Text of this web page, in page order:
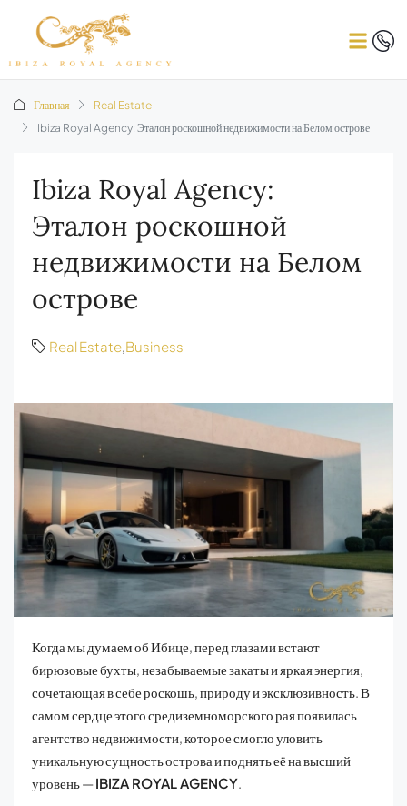
Главная
Real Estate
Ibiza Royal Agency: Эталон роскошной недвижимости на Белом острове
Ibiza Royal Agency:
Эталон роскошной
недвижимости на Белом
острове
Real Estate Business
Когда мы думаем об Ибице, перед глазами встают
бирюзовые бухты, незабываемые закаты и яркая энергия,
сочетающая в себе роскошь, природу и эксклюзивность. В
самом сердце этого средиземноморского рая появилась
агентство недвижимости, которое смогло уловить
уникальную сущность острова и поднять её на высший
уровень —IBIZA ROYAL AGENCY